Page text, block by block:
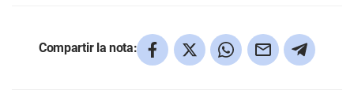
Compartir la nota: